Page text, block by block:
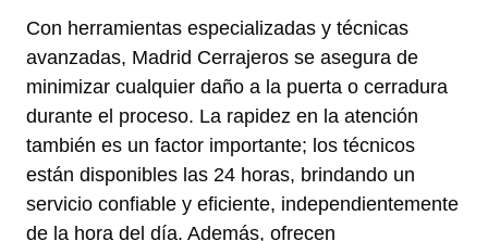
Con herramientas especializadas y técnicas
avanzadas, Madrid Cerrajeros se asegura de
minimizar cualquier daño a la puerta o cerradura
durante el proceso. La rapidez en la atención
también es un factor importante; los técnicos
están disponibles las 24 horas, brindando un
servicio confiable y eficiente, independientemente
de la hora del día. Además, ofrecen